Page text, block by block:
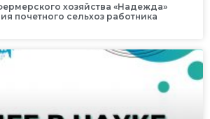
хозяйства «Надежда»
почетного сельхоз работника